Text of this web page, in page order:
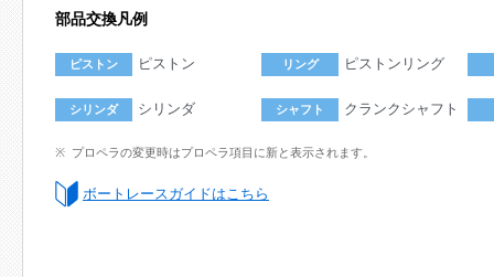
部品交換凡例
ピストン ピストン リング ピストンリング
シリンダ シリンダ シャフト クランクシャフト
プロペラの変更時はプロペラ項目に新と表示されます。
ボートレースガイドはこちら